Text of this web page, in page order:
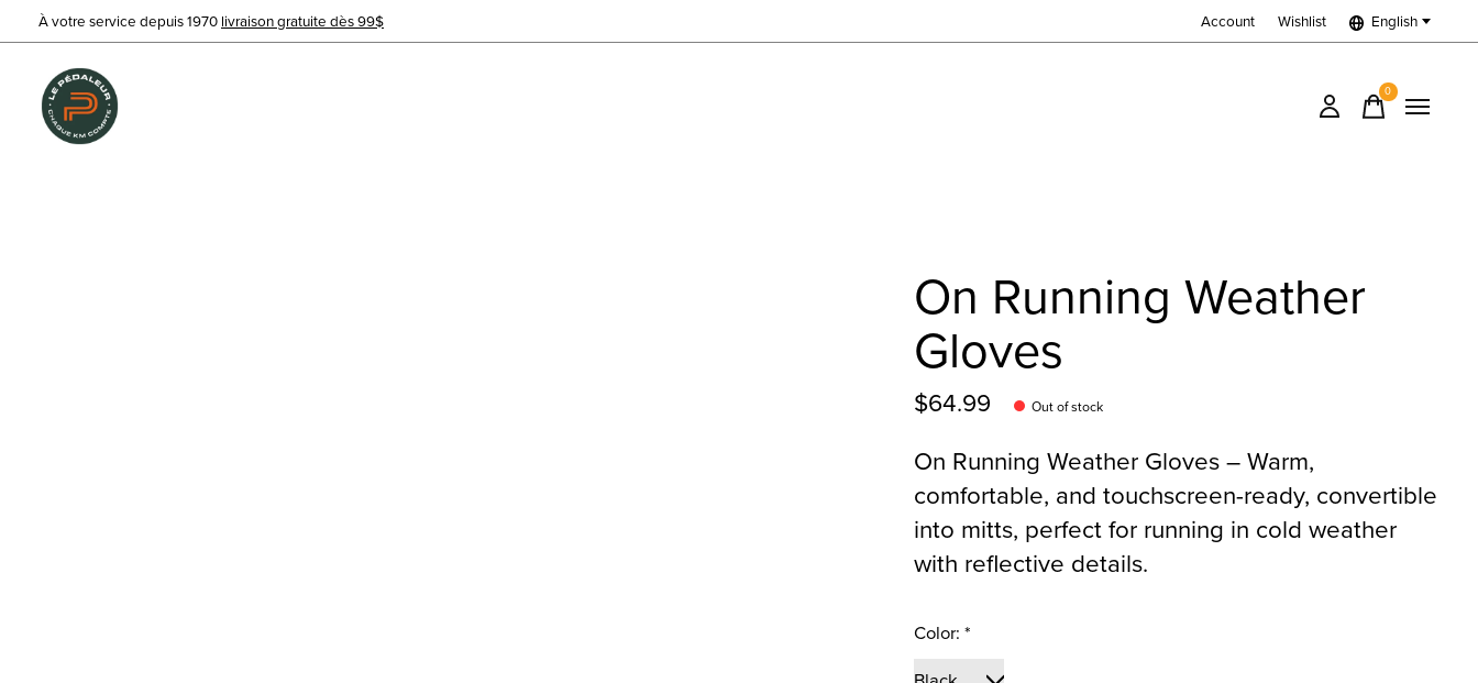
À votre service depuis 1970 livraison gratuite dès 99$ Account Wishlist English
0items
On Running Weather
Gloves
$64.99 Out of stock
On Running Weather Gloves – Warm,
comfortable, and touchscreen-ready, convertible
into mitts, perfect for running in cold weather
with reflective details.
Color:*